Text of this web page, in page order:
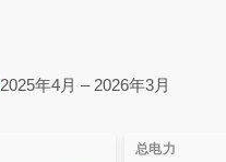
2025年4月 – 2026年3月
总电力